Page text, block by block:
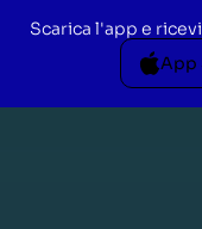
Scarica l'app e ricevi
App